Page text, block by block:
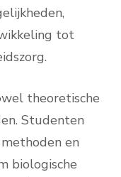
tot
theoretische
Studenten
en
biologische